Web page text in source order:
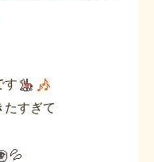
す
たすぎて
💦